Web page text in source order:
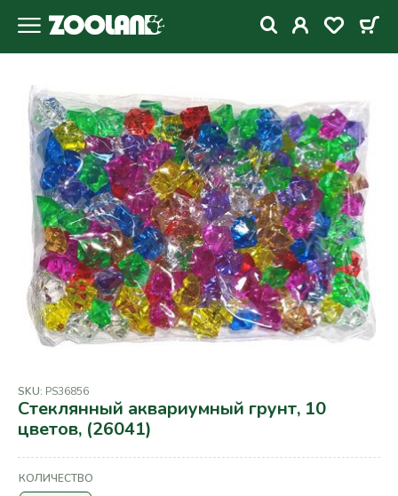
SKU: PS36856
Стеклянный аквариумный грунт, 10
цветов, (26041)
КОЛИЧЕСТВО